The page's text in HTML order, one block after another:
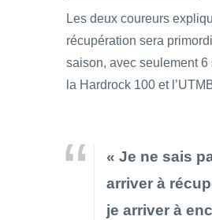
Les deux coureurs
récupération sera
saison, avec seulement 6
la Hardrock 100 et
« Je ne sais
arriver à
je arriver à